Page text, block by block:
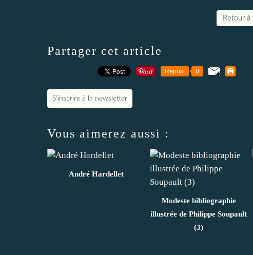
Retour à
Partager cet article
Repost 0
S'inscrire à la newsletter
Vous aimerez aussi :
André Hardellet
Modeste bibliographie
illustrée de Philippe Soupault
(3)